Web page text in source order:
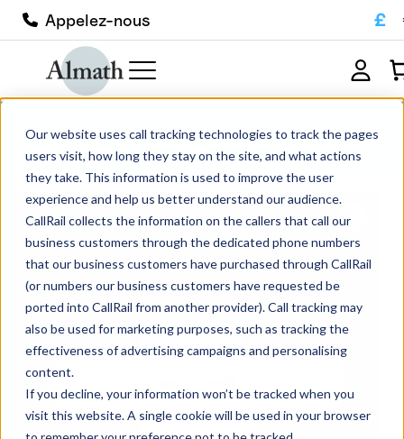
Our website uses call tracking technologies to track the pages
users visit, how long they stay on the site, and what actions
they take. This information is used to improve the user
experience and help us better understand our audience.
CallRail collects the information on the callers that call our
business customers through the dedicated phone numbers
that our business customers have purchased through CallRail
(or numbers our business customers have requested be
ported into CallRail from another provider). Call tracking may
also be used for marketing purposes, such as tracking the
effectiveness of advertising campaigns and personalising
content.
If you decline, your information won’t be tracked when you
visit this website. A single cookie will be used in your browser
Appelez-nous £
LR64MGO Creuset rond peu profond
MGO